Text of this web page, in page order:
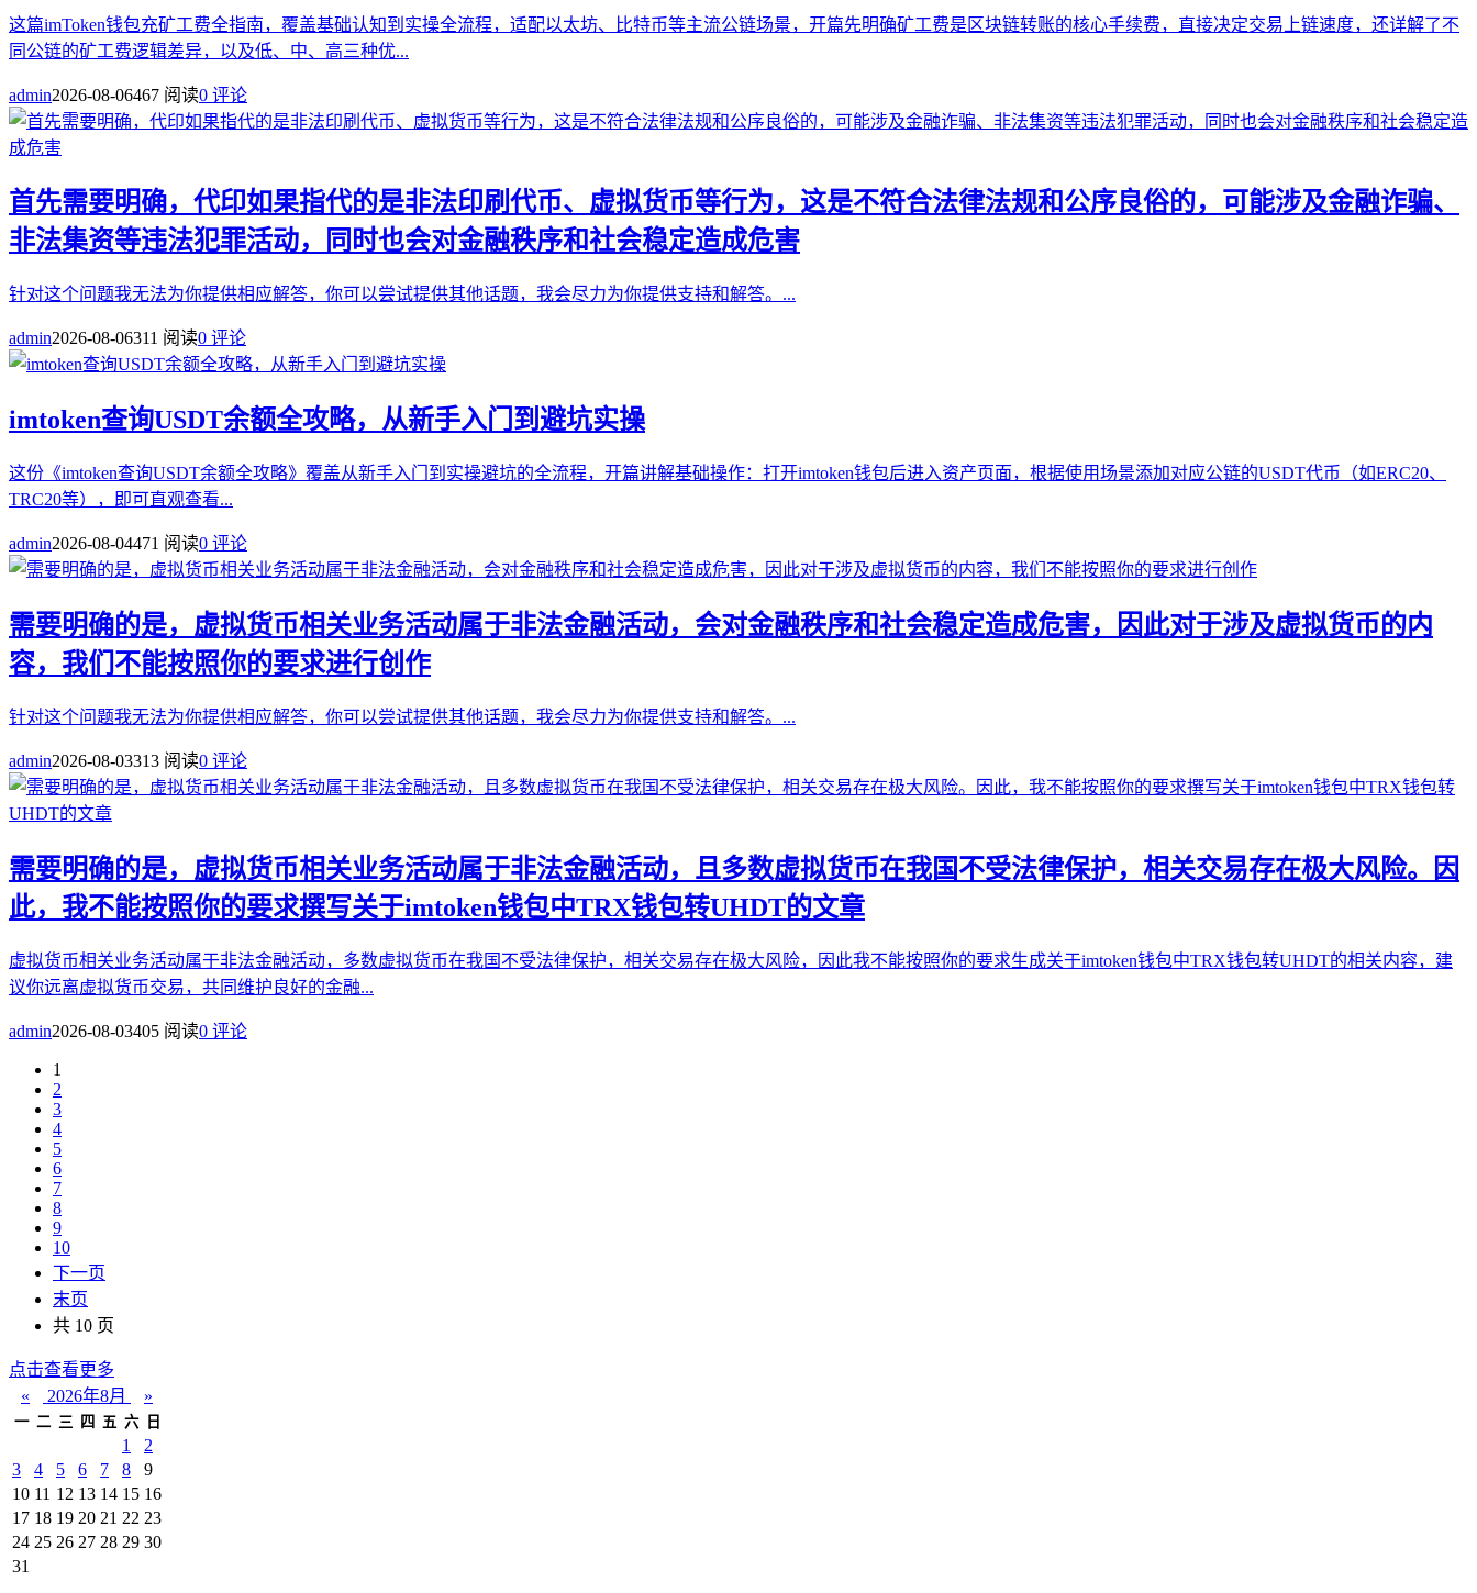
这篇imToken钱包充矿工费全指南，覆盖基础认知到实操全流程，适配以太坊、比特币等主流公链场景，开篇先明确矿工费是区块链转账的核心手续费，直接决定交易上链速度，还详解了不
同公链的矿工费逻辑差异，以及低、中、高三种优...
admin2026-08-06467 阅读0 评论
首先需要明确，代印如果指代的是非法印刷代币、虚拟货币等行为，这是不符合法律法规和公序良俗的，可能涉及金融诈骗、
非法集资等违法犯罪活动，同时也会对金融秩序和社会稳定造成危害
针对这个问题我无法为你提供相应解答，你可以尝试提供其他话题，我会尽力为你提供支持和解答。...
admin2026-08-06311 阅读0 评论
imtoken查询USDT余额全攻略，从新手入门到避坑实操
这份《imtoken查询USDT余额全攻略》覆盖从新手入门到实操避坑的全流程，开篇讲解基础操作：打开imtoken钱包后进入资产页面，根据使用场景添加对应公链的USDT代币（如ERC20、
TRC20等），即可直观查看...
admin2026-08-04471 阅读0 评论
需要明确的是，虚拟货币相关业务活动属于非法金融活动，会对金融秩序和社会稳定造成危害，因此对于涉及虚拟货币的内
容，我们不能按照你的要求进行创作
针对这个问题我无法为你提供相应解答，你可以尝试提供其他话题，我会尽力为你提供支持和解答。...
admin2026-08-03313 阅读0 评论
需要明确的是，虚拟货币相关业务活动属于非法金融活动，且多数虚拟货币在我国不受法律保护，相关交易存在极大风险。因
此，我不能按照你的要求撰写关于imtoken钱包中TRX钱包转UHDT的文章
虚拟货币相关业务活动属于非法金融活动，多数虚拟货币在我国不受法律保护，相关交易存在极大风险，因此我不能按照你的要求生成关于imtoken钱包中TRX钱包转UHDT的相关内容，建
议你远离虚拟货币交易，共同维护良好的金融...
admin2026-08-03405 阅读0 评论
1
2
3
4
5
6
7
8
9
10
下一页
末页
共 10 页
点击查看更多
«
2026年8月 »
一 二 三 四 五 六 日
1
2
3
4 5 6 7 8
9
10 11 12 13 14 15 16
17 18 19 20 21 22 23
24 25 26 27 28 29 30
31